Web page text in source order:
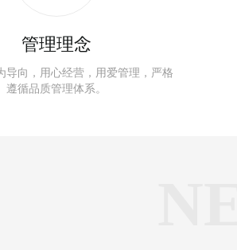
管理理念
导向，用心经营，用爱管理，严格
遵循品质管理体系。